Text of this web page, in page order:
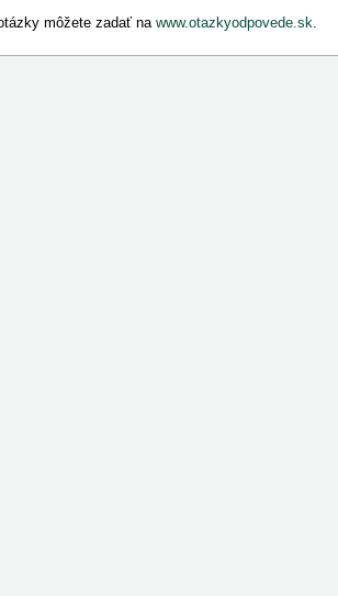
môžete zadať na www.otazkyodpovede.sk.